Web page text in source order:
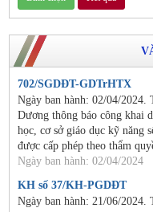
702/SGDĐT-GDTrHTX
Ngày ban hành: 02/04/
Dương thông báo công khai
học, cơ sở giáo dục kỹ năng
được cấp phép theo thẩm
Ngày ban hành: 02/04/2024
KH số 37/KH-PGDĐT
Ngày ban hành: 21/06/